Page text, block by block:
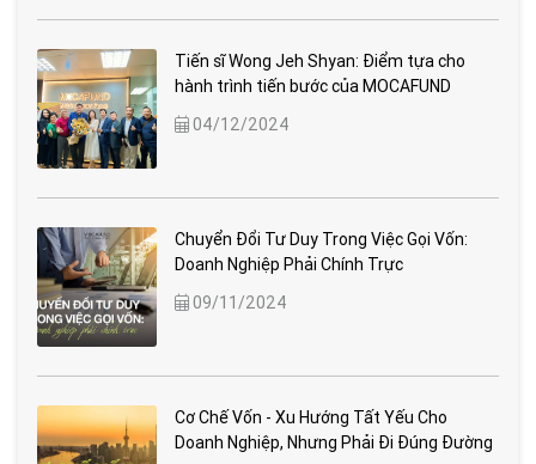
Tiến sĩ Wong Jeh Shyan: Điểm tựa cho
hành trình tiến bước của MOCAFUND
04/12/2024
Chuyển Đổi Tư Duy Trong Việc Gọi Vốn:
Doanh Nghiệp Phải Chính Trực
09/11/2024
Cơ Chế Vốn - Xu Hướng Tất Yếu Cho
Doanh Nghiệp, Nhưng Phải Đi Đúng Đường